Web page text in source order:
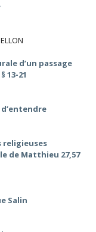
d’un passage
13-21
religieuses
de Matthieu 27,57
Salin